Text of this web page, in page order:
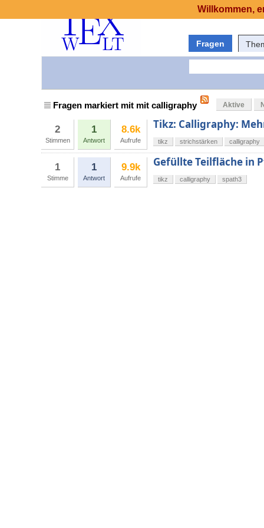
Fragen
Fragen markiert mit mit calligraphy Aktive
2
Stimmen
1
Antwort
8.6k
Aufrufe
Tikz: Calligraphy:
tikz strichstärken calligraphy
1
Stimme
1
Antwort
9.9k
Aufrufe
Gefüllte Teilfläche in
tikz calligraphy spath3
Willkommen,